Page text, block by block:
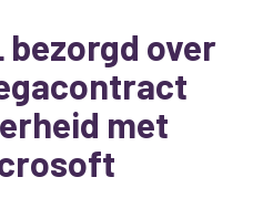
bezorgd over
met